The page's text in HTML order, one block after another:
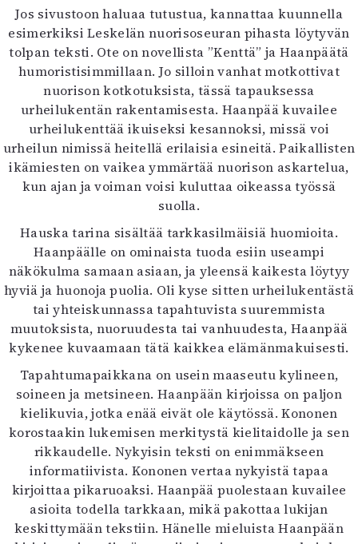
Jos sivustoon haluaa tutustua, kannattaa kuunnella
esimerkiksi Leskelän nuorisoseuran pihasta löytyvän
tolpan teksti. Ote on novellista ”Kenttä” ja Haanpäätä
humoristisimmillaan. Jo silloin vanhat motkottivat
nuorison kotkotuksista, tässä tapauksessa
urheilukentän rakentamisesta. Haanpää kuvailee
urheilukenttää ikuiseksi kesannoksi, missä voi
urheilun nimissä heitellä erilaisia esineitä. Paikallisten
ikämiesten on vaikea ymmärtää nuorison askartelua,
kun ajan ja voiman voisi kuluttaa oikeassa työssä
suolla.
Hauska tarina sisältää tarkkasilmäisiä huomioita.
Haanpäälle on ominaista tuoda esiin useampi
näkökulma samaan asiaan, ja yleensä kaikesta löytyy
hyviä ja huonoja puolia. Oli kyse sitten urheilukentästä
tai yhteiskunnassa tapahtuvista suuremmista
muutoksista, nuoruudesta tai vanhuudesta, Haanpää
kykenee kuvaamaan tätä kaikkea elämänmakuisesti.
Tapahtumapaikkana on usein maaseutu kylineen,
soineen ja metsineen. Haanpään kirjoissa on paljon
kielikuvia, jotka enää eivät ole käytössä. Kononen
korostaakin lukemisen merkitystä kielitaidolle ja sen
rikkaudelle. Nykyisin teksti on enimmäkseen
informatiivista. Kononen vertaa nykyistä tapaa
kirjoittaa pikaruoaksi. Haanpää puolestaan kuvailee
asioita todella tarkkaan, mikä pakottaa lukijan
keskittymään tekstiin. Hänelle mieluista Haanpään